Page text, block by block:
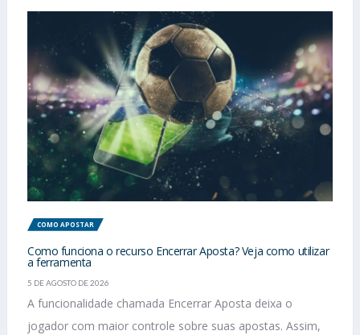
COMO APOSTAR
Como funciona o recurso Encerrar Aposta? Veja como utilizar
a ferramenta
5 DE AGOSTO DE 2026
A funcionalidade chamada Encerrar Aposta deixa o
jogador com maior controle sobre suas apostas. Assim,